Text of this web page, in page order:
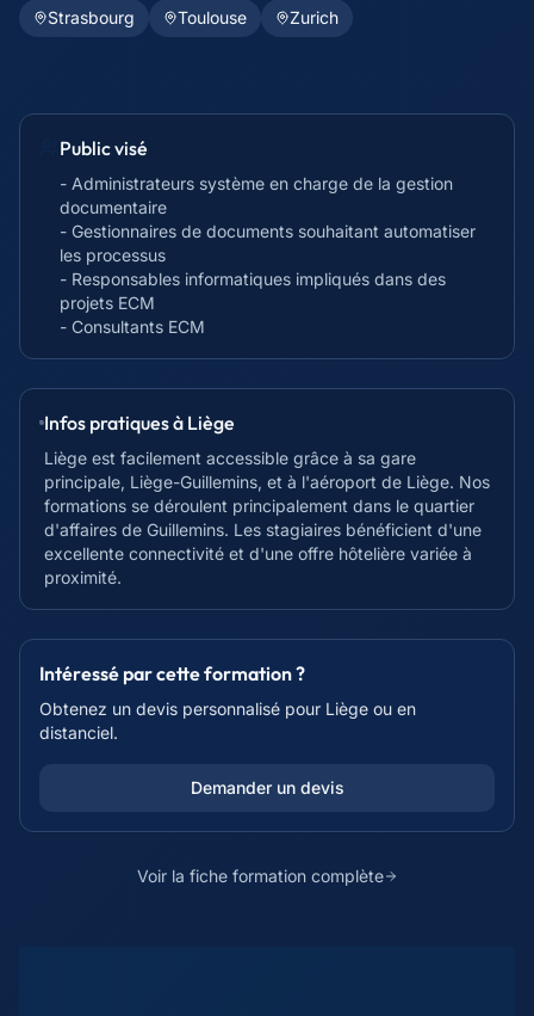
Strasbourg
Toulouse Zurich
Public visé
- Administrateurs système en charge de la gestion
documentaire
- Gestionnaires de documents souhaitant automatiser
les processus
- Responsables informatiques impliqués dans des
projets ECM
- Consultants ECM
Infos pratiques à Liège
Liège est facilement accessible grâce à sa gare
principale, Liège-Guillemins, et à l'aéroport de Liège. Nos
formations se déroulent principalement dans le quartier
d'affaires de Guillemins. Les stagiaires bénéficient d'une
excellente connectivité et d'une offre hôtelière variée à
proximité.
Intéressé par cette formation ?
Obtenez un devis personnalisé pour Liège ou en
distanciel.
Demander un devis
Voir la fiche formation complète